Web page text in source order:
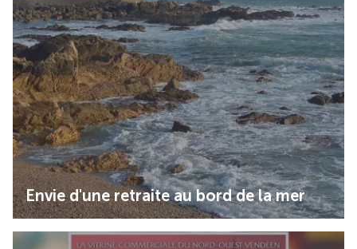
Envie d'une retraite au bord de la mer